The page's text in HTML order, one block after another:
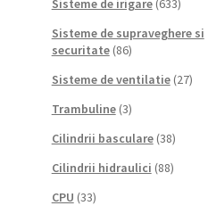
Sisteme de irigare (633)
Sisteme de supraveghere si
securitate (86)
Sisteme de ventilatie (27)
Trambuline (3)
Cilindrii basculare (38)
Cilindrii hidraulici (88)
CPU (33)